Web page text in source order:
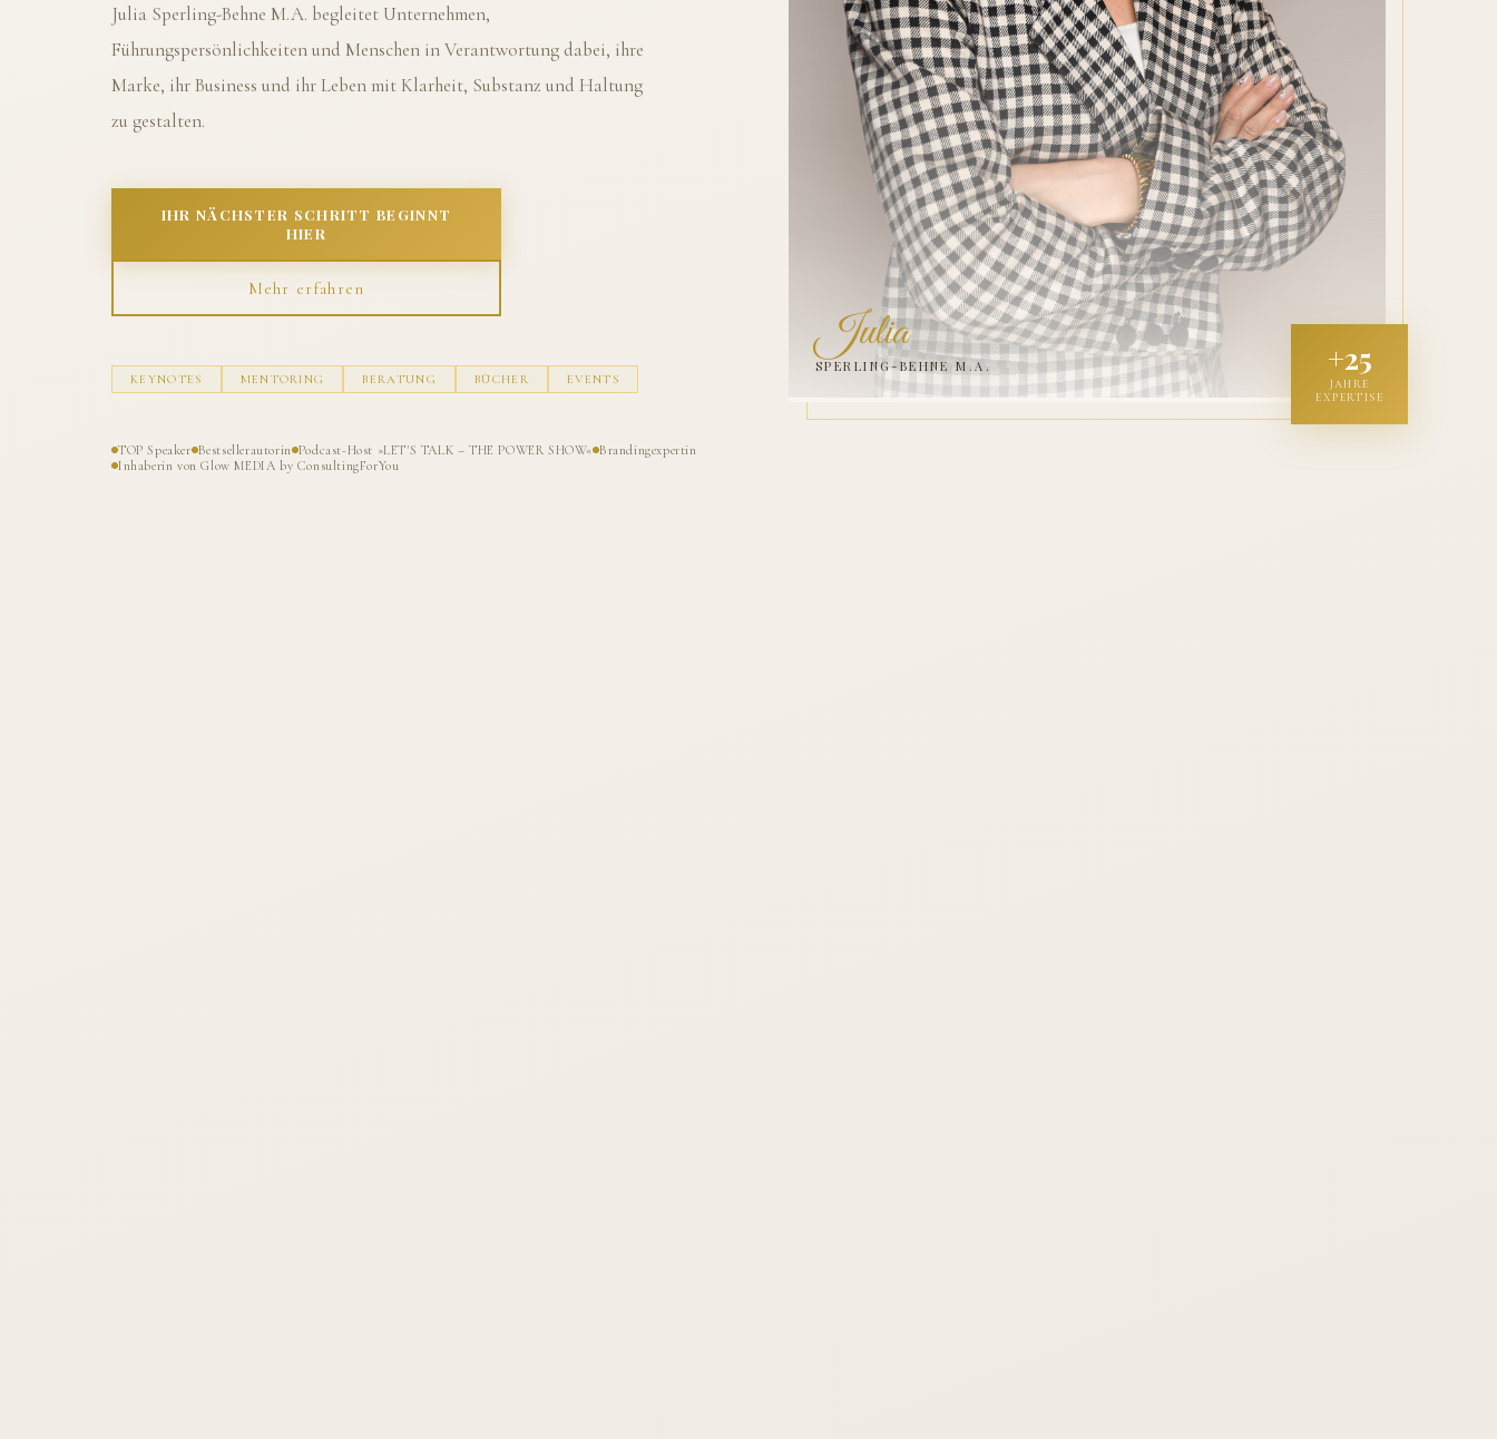
Julia Sperling-Behne M.A. begleitet Unternehmen,
Führungspersönlichkeiten und Menschen in Verantwortung dabei, ihre
Marke, ihr Business und ihr Leben mit Klarheit, Substanz und Haltung
zu gestalten.
IHR NÄCHSTER SCHRITT BEGINNT
HIER
Mehr erfahren
KEYNOTES MENTORING BERATUNG BÜCHER EVENTS
TOP Speaker Bestsellerautorin Podcast-Host »LET'S TALK – THE POWER SHOW« Brandingexpertin
Inhaberin von Glow MEDIA by ConsultingForYou
Julia
SPERLING-BEHNE M.A. +25
JAHRE
EXPERTISE